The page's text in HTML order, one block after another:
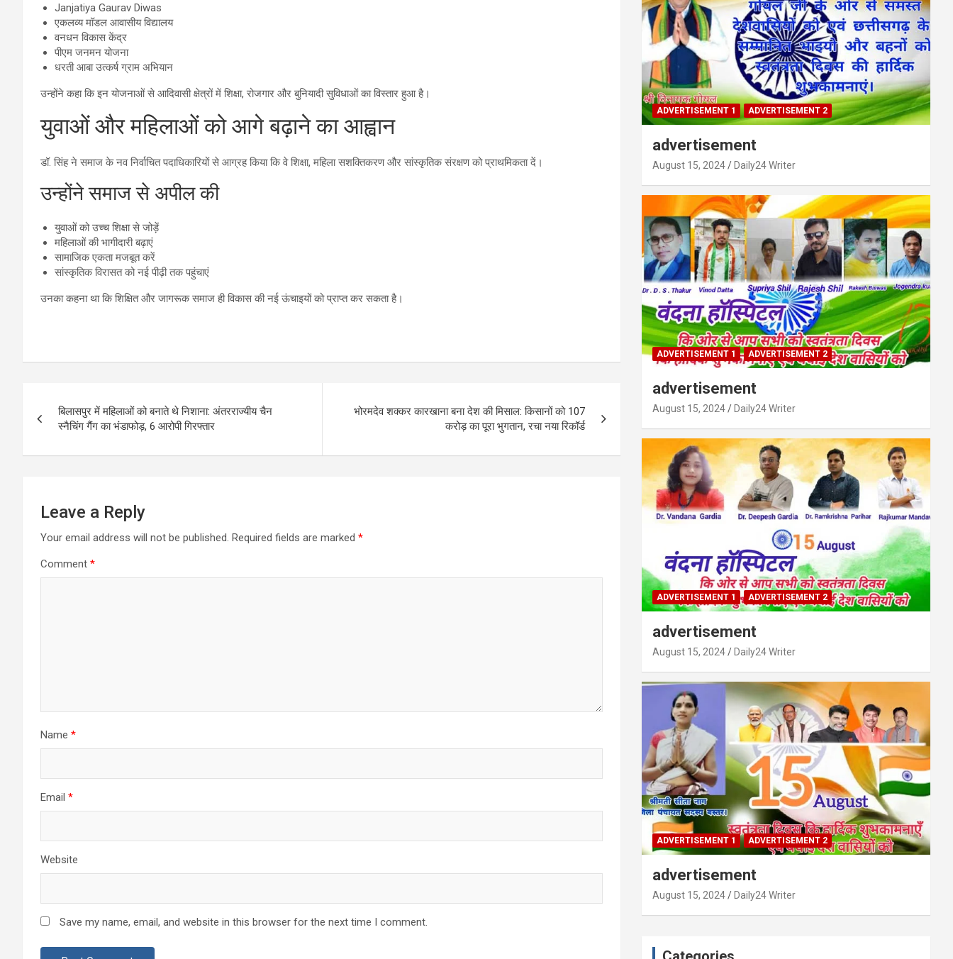
Janjatiya Gaurav Diwas
एकलव्य मॉडल आवासीय विद्यालय
वनधन विकास केंद्र
पीएम जनमन योजना
धरती आबा उत्कर्ष ग्राम अभियान
उन्होंने कहा कि इन योजनाओं से आदिवासी क्षेत्रों में शिक्षा, रोजगार और बुनियादी सुविधाओं का विस्तार हुआ है।
युवाओं और महिलाओं को आगे बढ़ाने का आह्वान
डॉ. सिंह ने समाज के नव निर्वाचित पदाधिकारियों से आग्रह किया कि वे शिक्षा, महिला सशक्तिकरण और सांस्कृतिक संरक्षण को प्राथमिकता दें।
उन्होंने समाज से अपील की
युवाओं को उच्च शिक्षा से जोड़ें
महिलाओं की भागीदारी बढ़ाएं
सामाजिक एकता मजबूत करें
सांस्कृतिक विरासत को नई पीढ़ी तक पहुंचाएं
उनका कहना था कि शिक्षित और जागरूक समाज ही विकास की नई ऊंचाइयों को प्राप्त कर सकता है।
navigation
बिलासपुर में महिलाओं को बनाते थे निशाना: अंतरराज्यीय चैन
स्नैचिंग गैंग का भंडाफोड़, 6 आरोपी गिरफ्तार
भोरमदेव शक्कर कारखाना बना देश की मिसाल: किसानों को 107
करोड़ का पूरा भुगतान, रचा नया रिकॉर्ड
Leave a Reply
Your email address will not be published. Required fields are marked *
Comment *
Name *
Email *
Website
Save my name, email, and website in this browser for the next time I comment.
ADVERTISEMENT 1 ADVERTISEMENT 2
advertisement
August 15, 2024 Daily24 Writer
ADVERTISEMENT 1 ADVERTISEMENT 2
advertisement
August 15, 2024 Daily24 Writer
ADVERTISEMENT 1 ADVERTISEMENT 2
advertisement
August 15, 2024 Daily24 Writer
ADVERTISEMENT 1 ADVERTISEMENT 2
advertisement
August 15, 2024 Daily24 Writer